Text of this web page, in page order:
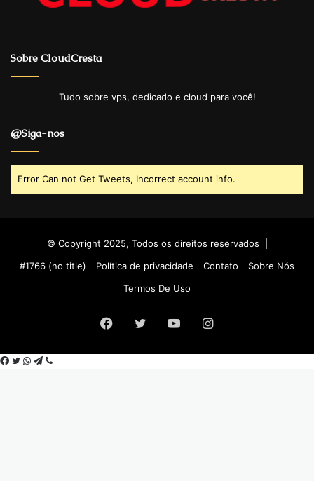
Sobre CloudCresta
Tudo sobre vps, dedicado e cloud para você!
@Siga-nos
Error Can not Get Tweets, Incorrect account info.
© Copyright 2025, Todos os direitos reservados |
#1766 (no title)
Política de privacidade Contato
Sobre Nós
Termos De Uso
Facebook
Twitter YouTubeInstagram
Facebook
Twitter
WhatsApp
Telegram